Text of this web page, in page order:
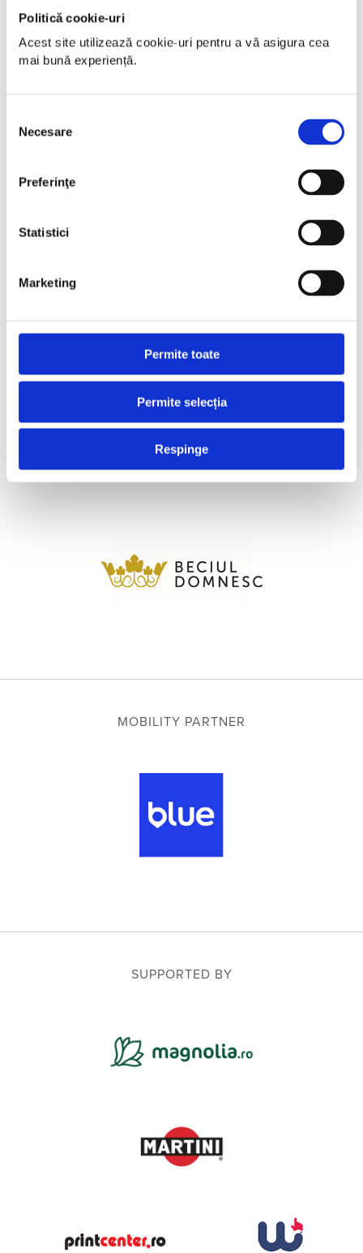
Politică cookie-uri
Acest site utilizează cookie-uri pentru a vă asigura cea
mai bună experiență.
consimțământului
Necesare
Preferinţe
Statistici
Marketing
Permite toate
Permite selecția
Respinge
MOBILITY PARTNER
SUPPORTED BY